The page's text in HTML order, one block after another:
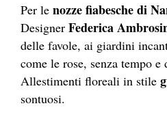
Per le nozze fiabesche di
Designer Federica
delle favole, ai giardini
come le rose, senza tempo
Allestimenti floreali in stile
sontuosi.